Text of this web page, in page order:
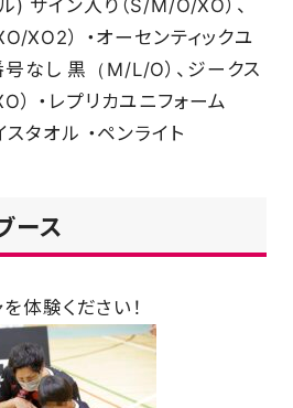
サイン入り（S/M/O/XO）、
XO2） ・オーセンティックユ
号なし 黒（M/L/O）、ジークス
） ・レプリカユニフォーム
スタオル ・ペンライト
ース
体験ください！